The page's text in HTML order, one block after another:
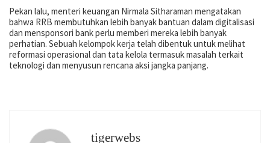
Pekan lalu, menteri keuangan Nirmala Sitharaman mengatakan
bahwa RRB membutuhkan lebih banyak bantuan dalam digitalisasi
dan mensponsori bank perlu memberi mereka lebih banyak
perhatian. Sebuah kelompok kerja telah dibentuk untuk melihat
reformasi operasional dan tata kelola termasuk masalah terkait
teknologi dan menyusun rencana aksi jangka panjang.
tigerwebs